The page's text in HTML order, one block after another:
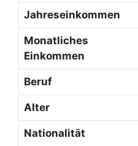
Jahreseinkommen
Monatliches
Einkommen
Beruf
Alter
Nationalität